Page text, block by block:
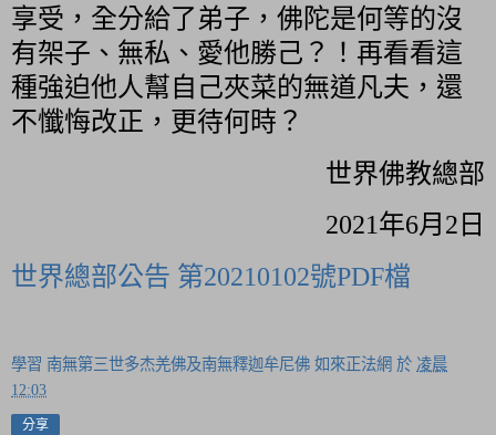
享受，全分給了弟子，佛陀是何等的沒
有架子、無私、愛他勝己？！再看看這
種強迫他人幫自己夾菜的無道凡夫，還
不懺悔改正，更待何時？
世界佛教總部
2021年6月2日
世界總部公告 第20210102號PDF檔
學習 南無第三世多杰羌佛及南無釋迦牟尼佛 如來正法網 於 凌晨
12:03
分享